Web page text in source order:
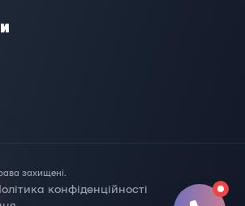
захищені.
конфіденційності